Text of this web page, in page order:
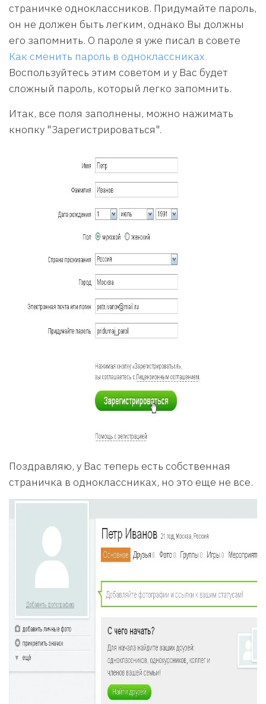
страничке одноклассников. Придумайте пароль,
он не должен быть легким, однако Вы должны
его запомнить. О пароле я уже писал в совете
Как сменить пароль в одноклассниках.
Воспользуйтесь этим советом и у Вас будет
сложный пароль, который легко запомнить.
Итак, все поля заполнены, можно нажимать
кнопку "Зарегистрироваться".
Поздравляю, у Вас теперь есть собственная
страничка в одноклассниках, но это еще не все.